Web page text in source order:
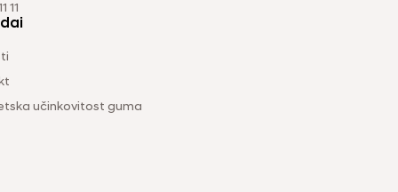
11
učinkovitost guma